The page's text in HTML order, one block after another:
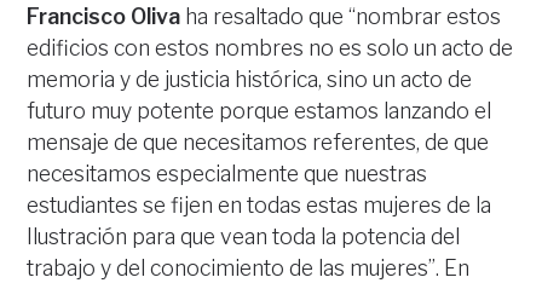
Francisco Oliva ha resaltado que “nombrar estos
edificios con estos nombres no es solo un acto de
memoria y de justicia histórica, sino un acto de
futuro muy potente porque estamos lanzando el
mensaje de que necesitamos referentes, de que
necesitamos especialmente que nuestras
estudiantes se fijen en todas estas mujeres de la
Ilustración para que vean toda la potencia del
trabajo y del conocimiento de las mujeres”. En